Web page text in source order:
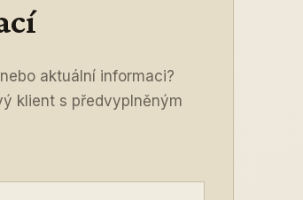
aktuální informaci?
klient s předvyplněným